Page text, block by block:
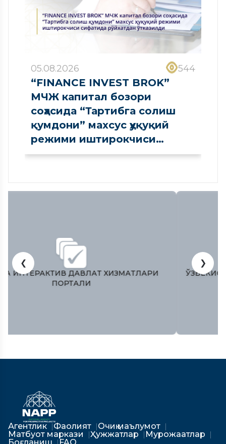
05.08.2026 544
“FINANCE INVEST BROK”
МЧЖ капитал бозори
соҳасида “Тартибга солиш
қумдони” махсус ҳуқуқий
режими иштирокчиси
сифатида рўйхатдан
ЎЗБЕКИСТОН РЕСПУБЛИКAСИ ОЛИЙ МAЖЛИСИ
ҚОНУНЧИЛИК ПAЛAТAСИ
❮ ❯
Агентлик Фаолият
Очиқ маълумот
Матбуот маркази
Ҳужжатлар
Мурожаатлар